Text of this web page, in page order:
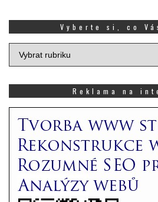
Vyberte si, co
Vyberte
si,
zajímá
Reklama na